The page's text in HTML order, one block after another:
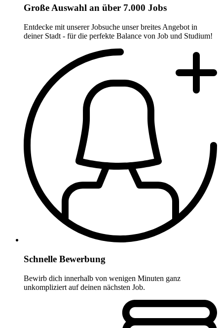
Große Auswahl an über 7.000 Jobs
Entdecke mit unserer Jobsuche unser breites Angebot in
deiner Stadt - für die perfekte Balance von Job und Studium!
Schnelle Bewerbung
Bewirb dich innerhalb von wenigen Minuten ganz
unkompliziert auf deinen nächsten Job.